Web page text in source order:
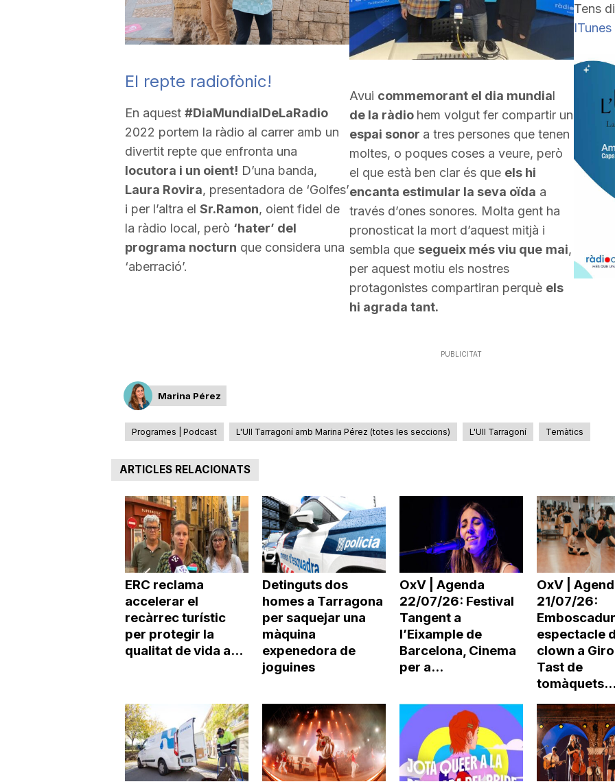
El repte radiofònic!
En aquest #DiaMundialDeLaRadio
2022 portem la ràdio al carrer amb un
divertit repte que enfronta una
locutora i un oient! D’una banda,
Laura Rovira, presentadora de ‘Golfes’
i per l’altra el Sr.Ramon, oient fidel de
la ràdio local, però ‘hater’ del
programa nocturn que considera una
‘aberració’.
Avui commemorant el dia mundial
de la ràdio hem volgut fer compartir un
espai sonor a tres persones que tenen
moltes, o poques coses a veure, però
el que està ben clar és que els hi
encanta estimular la seva oïda a
través d’ones sonores. Molta gent ha
pronosticat la mort d’aquest mitjà i
sembla que segueix més viu que mai,
per aquest motiu els nostres
protagonistes compartiran perquè els
hi agrada tant.
Tens
ITunes
PUBLICITAT
Marina Pérez
Programes | Podcast L'Ull Tarragoní amb Marina Pérez (totes les seccions) L'Ull Tarragoní Temàtics
ARTICLES RELACIONATS
ERC reclama
accelerar el
recàrrec turístic
per protegir la
qualitat de vida a...
Detinguts dos
homes a Tarragona
per saquejar una
màquina
expenedora de
joguines
OxV | Agenda
22/07/26: Festival
Tangent a
l’Eixample de
Barcelona, Cinema
per a...
OxV |
21/07/26:
espectacle
clown a
Tast de
tomàquets...